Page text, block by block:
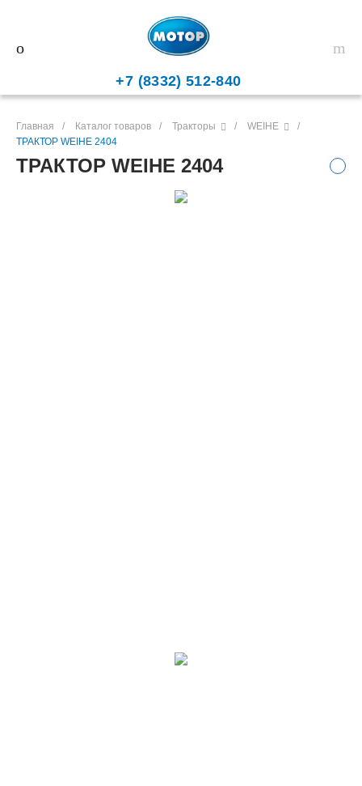
+7 (8332) 512-840
Главная / Каталог товаров / Тракторы / WEIHE
/
ТРАКТОР WEIHE 2404
ТРАКТОР WEIHE 2404